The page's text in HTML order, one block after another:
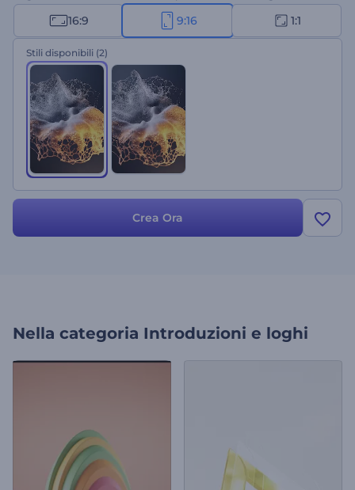
scientifico, biologico, innovativo e creativo, con l'obiettivo di
stupire fin dal primo istante. Crea ora e potenzia l'identità del tuo
brand con un'esplosione scintillante!
16:9 9:16 1:1
Stili disponibili (2)
Crea Ora
Nella categoria Introduzioni e loghi